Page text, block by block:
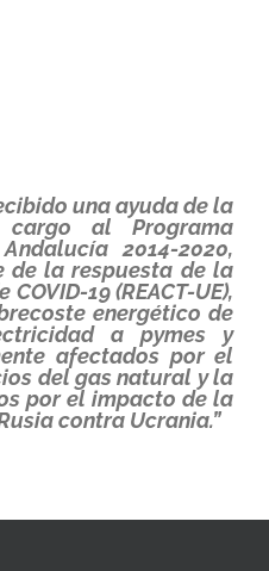
una ayuda de la
cargo al Programa
2014-2020,
de la respuesta de la
19 (REACT-UE),
energético de
a pymes y
afectados por el
del gas natural y la
por el impacto de la
contra Ucrania.”